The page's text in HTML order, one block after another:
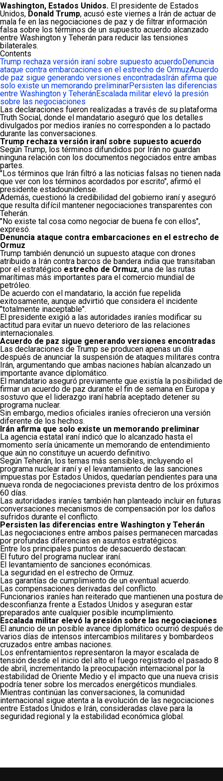
Washington, Estados Unidos. El presidente de Estados
Unidos, Donald Trump, acusó este viernes a Irán de actuar de
mala fe en las negociaciones de paz y de filtrar información
falsa sobre los términos de un supuesto acuerdo alcanzado
entre Washington y Teherán para reducir las tensiones
bilaterales.
Contents
Trump rechaza versión iraní sobre supuesto acuerdoDenuncia
ataque contra embarcaciones en el estrecho de OrmuzAcuerdo
de paz sigue generando versiones encontradasIrán afirma que
solo existe un memorando preliminarPersisten las diferencias
entre Washington y TeheránEscalada militar elevó la presión
sobre las negociaciones
Las declaraciones fueron realizadas a través de su plataforma
Truth Social, donde el mandatario aseguró que los detalles
divulgados por medios iraníes no corresponden a lo pactado
durante las conversaciones.
Trump rechaza versión iraní sobre supuesto acuerdo
Según Trump, los términos difundidos por Irán no guardan
ninguna relación con los documentos negociados entre ambas
partes.
"Los términos que Irán filtró a las noticias falsas no tienen nada
que ver con los términos acordados por escrito", afirmó el
presidente estadounidense.
Además, cuestionó la credibilidad del gobierno iraní y aseguró
que resulta difícil mantener negociaciones transparentes con
Teherán.
"No existe tal cosa como negociar de buena fe con ellos",
expresó.
Denuncia ataque contra embarcaciones en el estrecho de
Ormuz
Trump también denunció un supuesto ataque con drones
atribuido a Irán contra barcos de bandera india que transitaban
por el estratégico estrecho de Ormuz, una de las rutas
marítimas más importantes para el comercio mundial de
petróleo.
De acuerdo con el mandatario, la acción fue repelida
exitosamente, aunque advirtió que considera el incidente
"totalmente inaceptable".
El presidente exigió a las autoridades iraníes modificar su
actitud para evitar un nuevo deterioro de las relaciones
internacionales.
Acuerdo de paz sigue generando versiones encontradas
Las declaraciones de Trump se producen apenas un día
después de anunciar la suspensión de ataques militares contra
Irán, argumentando que ambas naciones habían alcanzado un
importante avance diplomático.
El mandatario aseguró previamente que existía la posibilidad de
firmar un acuerdo de paz durante el fin de semana en Europa y
sostuvo que el liderazgo iraní habría aceptado detener su
programa nuclear.
Sin embargo, medios oficiales iraníes ofrecieron una versión
diferente de los hechos.
Irán afirma que solo existe un memorando preliminar
La agencia estatal iraní indicó que lo alcanzado hasta el
momento sería únicamente un memorando de entendimiento
que aún no constituye un acuerdo definitivo.
Según Teherán, los temas más sensibles, incluyendo el
programa nuclear iraní y el levantamiento de las sanciones
impuestas por Estados Unidos, quedarían pendientes para una
nueva ronda de negociaciones prevista dentro de los próximos
60 días.
Las autoridades iraníes también han planteado incluir en futuras
conversaciones mecanismos de compensación por los daños
sufridos durante el conflicto.
Persisten las diferencias entre Washington y Teherán
Las negociaciones entre ambos países permanecen marcadas
por profundas diferencias en asuntos estratégicos.
Entre los principales puntos de desacuerdo destacan:
El futuro del programa nuclear iraní.
El levantamiento de sanciones económicas.
La seguridad en el estrecho de Ormuz.
Las garantías de cumplimiento de un eventual acuerdo.
Las compensaciones derivadas del conflicto.
Funcionarios iraníes han reiterado que mantienen una postura de
desconfianza frente a Estados Unidos y aseguran estar
preparados ante cualquier posible incumplimiento.
Escalada militar elevó la presión sobre las negociaciones
El anuncio de un posible avance diplomático ocurrió después de
varios días de intensos intercambios militares y bombardeos
cruzados entre ambas naciones.
Los enfrentamientos representaron la mayor escalada de
tensión desde el inicio del alto el fuego registrado el pasado 8
de abril, incrementando la preocupación internacional por la
estabilidad de Oriente Medio y el impacto que una nueva crisis
podría tener sobre los mercados energéticos mundiales.
Mientras continúan las conversaciones, la comunidad
internacional sigue atenta a la evolución de las negociaciones
entre Estados Unidos e Irán, consideradas clave para la
seguridad regional y la estabilidad económica global.